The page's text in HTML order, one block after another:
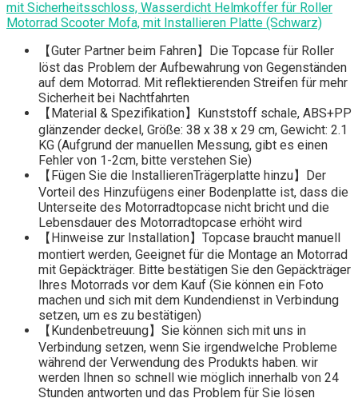
mit Sicherheitsschloss, Wasserdicht Helmkoffer für Roller
Motorrad Scooter Mofa, mit Installieren Platte (Schwarz)
【Guter Partner beim Fahren】Die Topcase für Roller
löst das Problem der Aufbewahrung von Gegenständen
auf dem Motorrad. Mit reflektierenden Streifen für mehr
Sicherheit bei Nachtfahrten
【Material & Spezifikation】Kunststoff schale, ABS+PP
glänzender deckel, Größe: 38 x 38 x 29 cm, Gewicht: 2.1
KG (Aufgrund der manuellen Messung, gibt es einen
Fehler von 1-2cm, bitte verstehen Sie)
【Fügen Sie die InstallierenTrägerplatte hinzu】Der
Vorteil des Hinzufügens einer Bodenplatte ist, dass die
Unterseite des Motorradtopcase nicht bricht und die
Lebensdauer des Motorradtopcase erhöht wird
【Hinweise zur Installation】Topcase braucht manuell
montiert werden, Geeignet für die Montage an Motorrad
mit Gepäckträger. Bitte bestätigen Sie den Gepäckträger
Ihres Motorrads vor dem Kauf (Sie können ein Foto
machen und sich mit dem Kundendienst in Verbindung
setzen, um es zu bestätigen)
【Kundenbetreuung】Sie können sich mit uns in
Verbindung setzen, wenn Sie irgendwelche Probleme
während der Verwendung des Produkts haben. wir
werden Ihnen so schnell wie möglich innerhalb von 24
Stunden antworten und das Problem für Sie lösen